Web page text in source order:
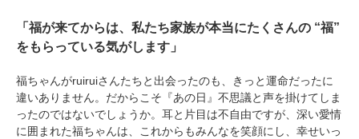
「福が来てからは、私たち家族が本当にたくさんの “福”
をもらっている気がします」
福ちゃんがruiruiさんたちと出会ったのも、きっと運命だったに
違いありません。だからこそ『あの日』不思議と声を掛けてしま
ったのではないでしょうか。耳と片目は不自由ですが、深い愛情
に囲まれた福ちゃんは、これからもみんなを笑顔にし、幸せいっ